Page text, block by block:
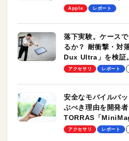
します！
Apple レポート
落下実験。ケース
るか？ 耐衝撃・対
Dux Ultra」を検証
のモバイルユース
アクセサリ レポート
安全なモバイルバ
ぶべき理由を開発者
TORRAS「
ーも
アクセサリ レポート